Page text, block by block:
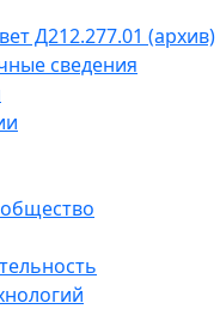
Д212.277.01 (архив)
сведения